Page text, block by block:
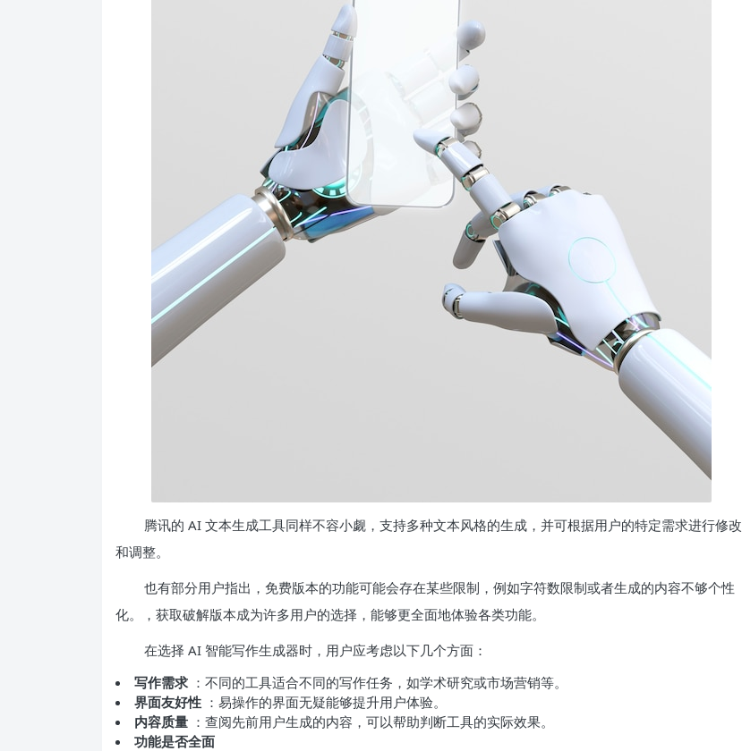
腾讯的 AI 文本生成工具同样不容小觑，支持多种文本风格的生成，并可根据用户的特定需求进行修改
和调整。
也有部分用户指出，免费版本的功能可能会存在某些限制，例如字符数限制或者生成的内容不够个性
化。，获取破解版本成为许多用户的选择，能够更全面地体验各类功能。
在选择 AI 智能写作生成器时，用户应考虑以下几个方面：
写作需求 ：不同的工具适合不同的写作任务，如学术研究或市场营销等。
界面友好性 ：易操作的界面无疑能够提升用户体验。
内容质量 ：查阅先前用户生成的内容，可以帮助判断工具的实际效果。
功能是否全面